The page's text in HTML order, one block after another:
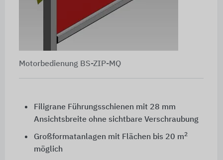
Motorbedienung BS-ZIP-MQ
Filigrane Führungsschienen mit 28 mm
Ansichtsbreite ohne sichtbare Verschraubung
Großformatanlagen mit Flächen bis 20 m2
möglich